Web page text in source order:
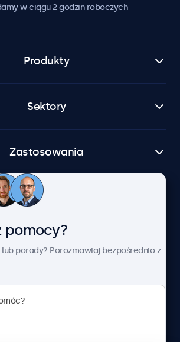
w ciągu 2 godzin roboczych
Produkty
Sektory
Zastosowania
Obsługa klienta
pomocy?
porady? Porozmawiaj bezpośrednio z